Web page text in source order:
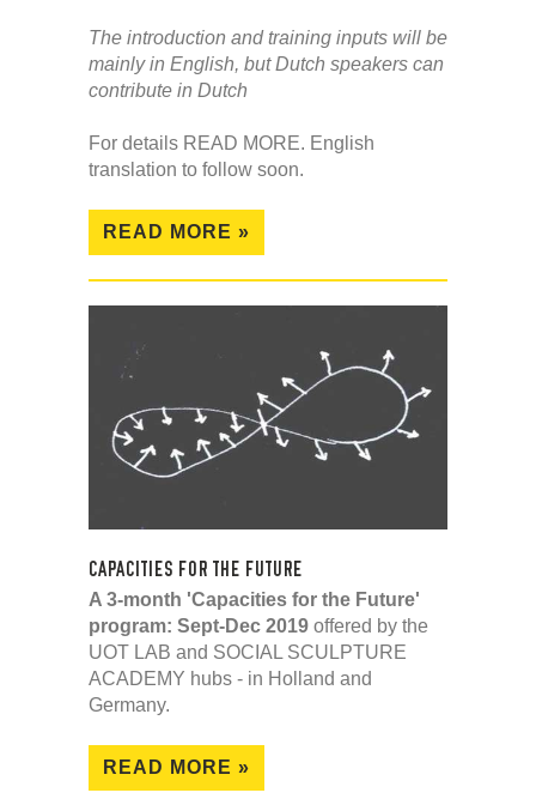
The introduction and training inputs will be
mainly in English, but Dutch speakers can
contribute in Dutch
For details READ MORE. English
translation to follow soon.
READ MORE »
CAPACITIES FOR THE FUTURE
A 3-month 'Capacities for the Future'
program: Sept-Dec 2019 offered by the
UOT LAB and SOCIAL SCULPTURE
ACADEMY hubs - in Holland and
Germany.
READ MORE »